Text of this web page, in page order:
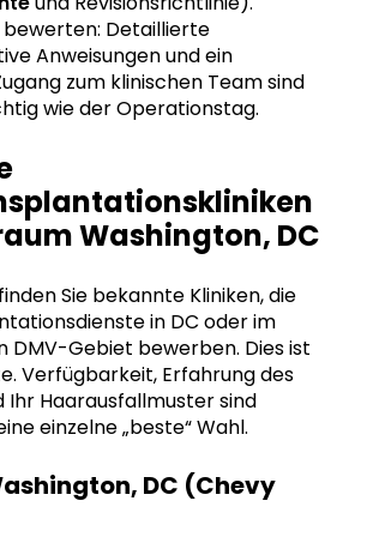
bewerten: Detaillierte
Anweisungen und ein
zum klinischen Team sind
wie der Operationstag.
Washington, DC
Sie bekannte Kliniken, die
in DC oder im
DMV-Gebiet bewerben. Dies ist
Verfügbarkeit, Erfahrung des
Ihr Haarausfallmuster sind
einzelne „beste“ Wahl.
DC (Chevy